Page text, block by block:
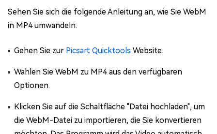
Sehen Sie sich die folgende Anleitung an, wie Sie WebM
in MP4 umwandeln.
Gehen Sie zur Picsart Quicktools Website.
Wählen Sie WebM zu MP4 aus den verfügbaren
Optionen.
Klicken Sie auf die Schaltfläche "Datei hochladen", um
die WebM-Datei zu importieren, die Sie konvertieren